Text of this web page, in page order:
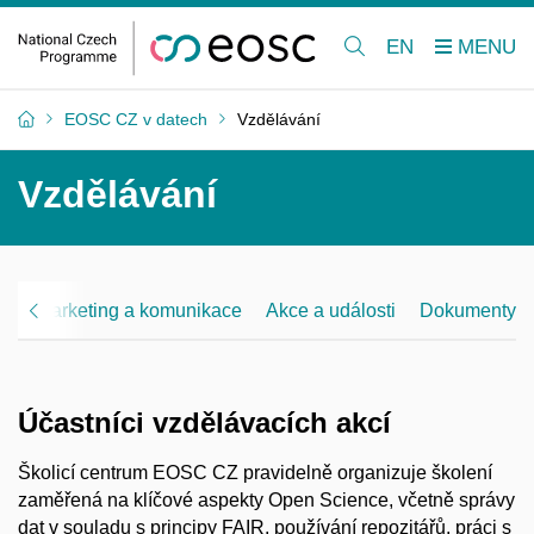
EN
EOSC CZ v datech Vzdělávání
Vzdělávání
Marketing a komunikace Akce a události Dokumenty
Účastníci vzdělávacích akcí
Školicí centrum EOSC CZ pravidelně organizuje školení
zaměřená na klíčové aspekty Open Science, včetně správy
dat v souladu s principy FAIR, používání repozitářů, práci s